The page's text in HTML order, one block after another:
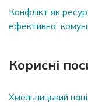
Конфлікт як
ефективної
Корисні
Хмельницький